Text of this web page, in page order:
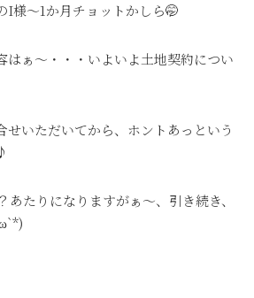
I様～1か月チョットかしら🤭
はぁ～・・・いよいよ土地契約につい
せいただいてから、ホントあっという
あたりになりますがぁ～、引き続き、